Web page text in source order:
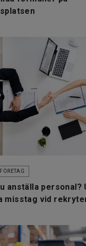
anställa personal?
misstag vid